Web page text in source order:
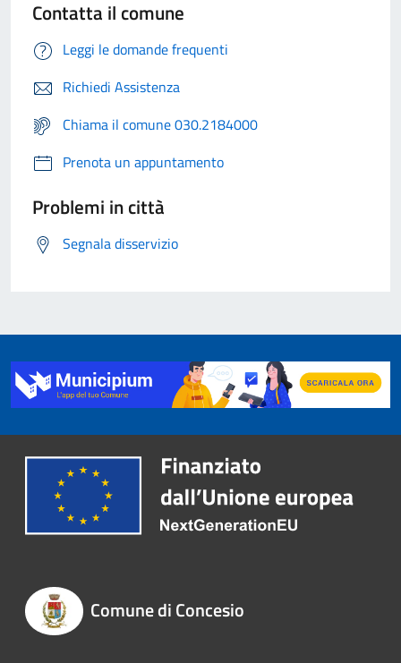
Contatta il comune
Leggi le domande frequenti
Richiedi Assistenza
Chiama il comune 030.2184000
Prenota un appuntamento
Problemi in città
Segnala disservizio
Comune di Concesio